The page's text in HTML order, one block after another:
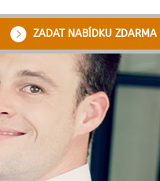
ZADAT NABÍDKU ZDARMA